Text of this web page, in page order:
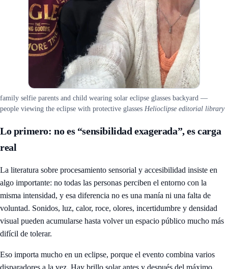
family selfie parents and child wearing solar eclipse glasses backyard —
people viewing the eclipse with protective glasses Helioclipse editorial library
Lo primero: no es “sensibilidad exagerada”, es carga
real
La literatura sobre procesamiento sensorial y accesibilidad insiste en
algo importante: no todas las personas perciben el entorno con la
misma intensidad, y esa diferencia no es una manía ni una falta de
voluntad. Sonidos, luz, calor, roce, olores, incertidumbre y densidad
visual pueden acumularse hasta volver un espacio público mucho más
difícil de tolerar.
Eso importa mucho en un eclipse, porque el evento combina varios